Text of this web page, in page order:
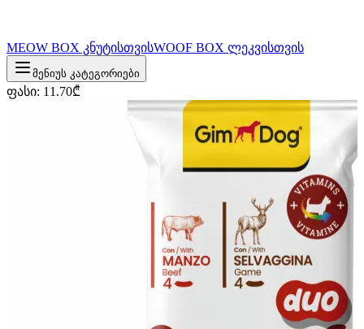
MEOW BOX კნუტისთვისWOOF BOX ლეკვისთვის
მენიუს კატეგორიები
ფასი: 11.70₾